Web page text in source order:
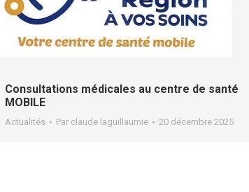
Consultations médicales au centre de santé
MOBILE
Actualités Par claude laguillaumie 20 décembre 2025